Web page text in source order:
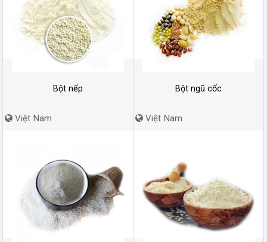
Bột nếp
Việt Nam
Bột ngũ cốc
Việt Nam